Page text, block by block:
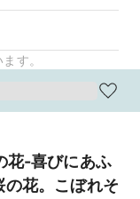
す。
花-喜びにあふ
花。こぼれそ